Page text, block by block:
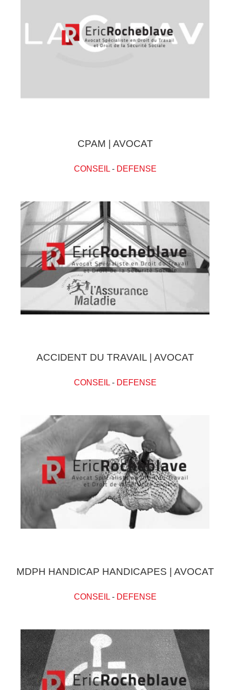
CPAM | AVOCAT
CONSEIL- DEFENSE
ACCIDENT DU TRAVAIL | AVOCAT
CONSEIL- DEFENSE
MDPH HANDICAP HANDICAPES | AVOCAT
CONSEIL- DEFENSE